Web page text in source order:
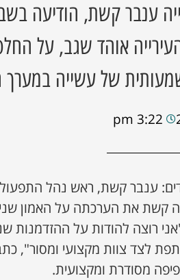
ענבר קשת, הודיעה
אוהד שגב, על
של עשייה במערך
3:22 pm
ענבר קשת, ראש נהל
את הערכתה על האמון
רוצה להודות על ההזדמנות
לצד צוות מקצועי ומסור",
מסודרת ומקצועית.